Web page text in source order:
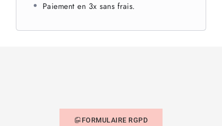
Paiement en 3x sans frais.
FORMULAIRE RGPD